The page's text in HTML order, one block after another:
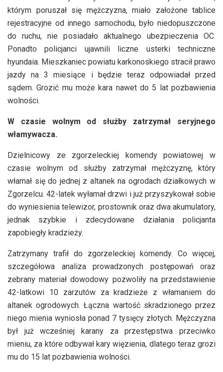
którym poruszał się mężczyzna, miało założone tablice
rejestracyjne od innego samochodu, było niedopuszczone
do ruchu, nie posiadało aktualnego ubezpieczenia OC.
Ponadto policjanci ujawnili liczne usterki techniczne
hyundaia. Mieszkaniec powiatu karkonoskiego stracił prawo
jazdy na 3 miesiące i będzie teraz odpowiadał przed
sądem. Grozić mu może kara nawet do 5 lat pozbawienia
wolności.
W czasie wolnym od służby zatrzymał seryjnego
włamywacza.
Dzielnicowy ze zgorzeleckiej komendy powiatowej w
czasie wolnym od służby zatrzymał mężczyznę, który
włamał się do jednej z altanek na ogrodach działkowych w
Zgorzelcu. 42-latek wyłamał drzwi i już przyszykował sobie
do wyniesienia telewizor, prostownik oraz dwa akumulatory,
jednak szybkie i zdecydowane działania policjanta
zapobiegły kradzieży.
Zatrzymany trafił do zgorzeleckiej komendy. Co więcej,
szczegółowa analiza prowadzonych postępowań oraz
zebrany materiał dowodowy pozwoliły na przedstawienie
42-latkowi 10 zarzutów za kradzieże z włamaniem do
altanek ogrodowych. Łączna wartość skradzionego przez
niego mienia wyniosła ponad 7 tysięcy złotych. Mężczyzna
był już wcześniej karany za przestępstwa przeciwko
mieniu, za które odbywał kary więzienia, dlatego teraz grozi
mu do 15 lat pozbawienia wolności.